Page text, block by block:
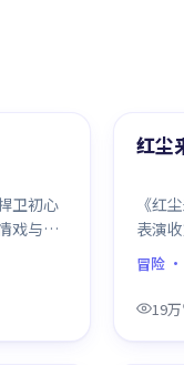
卫初心
戏与动
热门
红尘
《红
表演
重塑
冒险·
19万